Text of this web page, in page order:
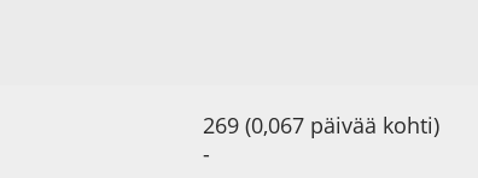
269 (0,067 päivää kohti)
-